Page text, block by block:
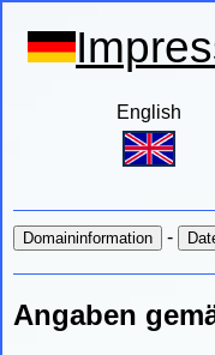
English
-
Angaben